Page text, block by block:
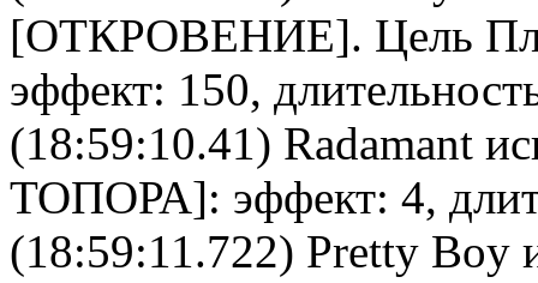
[ОТКРОВЕНИЕ]. Цель
эффект: 150,
(18:59:10.41) Radamant
ТОПОРА]: эффект: 4,
(18:59:11.722) Pretty Boy